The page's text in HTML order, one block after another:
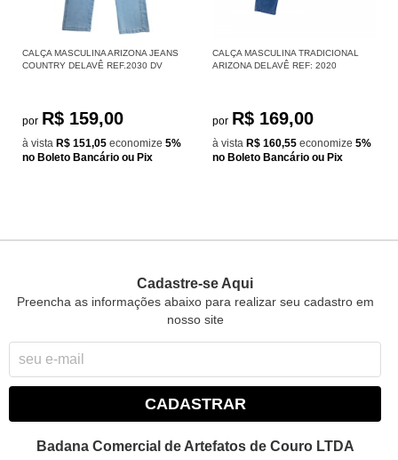
CALÇA MASCULINA ARIZONA JEANS
COUNTRY DELAVÊ REF.2030 DV
por R$ 159,00
à vista R$ 151,05 economize 5%
no Boleto Bancário ou Pix
CALÇA MASCULINA TRADICIONAL
ARIZONA DELAVÊ REF: 2020
por R$ 169,00
à vista R$ 160,55 economize 5%
no Boleto Bancário ou Pix
Cadastre-se Aqui
Preencha as informações abaixo para realizar seu cadastro em
nosso site
CADASTRAR
Badana Comercial de Artefatos de Couro LTDA